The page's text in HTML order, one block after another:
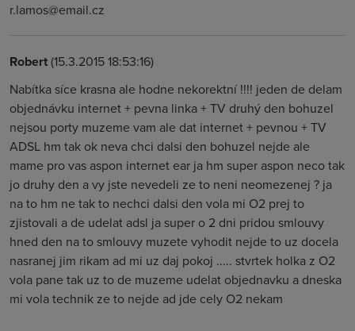
r.lamos@email.cz
Robert(15.3.2015 18:53:16)
Nabítka síce krasna ale hodne nekorektní !!!! jeden de delam
objednávku internet + pevna linka + TV druhý den bohuzel
nejsou porty muzeme vam ale dat internet + pevnou + TV
ADSL hm tak ok neva chci dalsi den bohuzel nejde ale
mame pro vas aspon internet ear ja hm super aspon neco tak
jo druhy den a vy jste nevedeli ze to neni neomezenej ? ja
na to hm ne tak to nechci dalsi den vola mi O2 prej to
zjistovali a de udelat adsl ja super o 2 dni pridou smlouvy
hned den na to smlouvy muzete vyhodit nejde to uz docela
nasranej jim rikam ad mi uz daj pokoj ..... stvrtek holka z O2
vola pane tak uz to de muzeme udelat objednavku a dneska
mi vola technik ze to nejde ad jde cely O2 nekam